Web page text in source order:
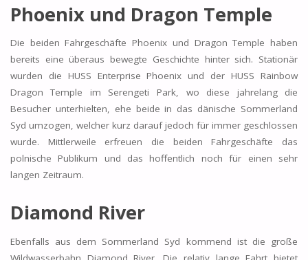
Phoenix und Dragon Temple
Die beiden Fahrgeschäfte Phoenix und Dragon Temple haben
bereits eine überaus bewegte Geschichte hinter sich. Stationär
wurden die HUSS Enterprise Phoenix und der HUSS Rainbow
Dragon Temple im Serengeti Park, wo diese jahrelang die
Besucher unterhielten, ehe beide in das dänische Sommerland
Syd umzogen, welcher kurz darauf jedoch für immer geschlossen
wurde. Mittlerweile erfreuen die beiden Fahrgeschäfte das
polnische Publikum und das hoffentlich noch für einen sehr
langen Zeitraum.
Diamond River
Ebenfalls aus dem Sommerland Syd kommend ist die große